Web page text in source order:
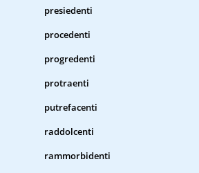
presiedenti
procedenti
progredenti
protraenti
putrefacenti
raddolcenti
rammorbidenti